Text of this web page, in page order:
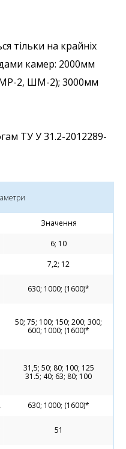
тільки на крайніх
камер: 2000мм
2, ШМ-2); 3000мм
ТУ У 31.2-2012289-
Значення
6; 10
7,2; 12
630; 1000; (1600)*
50; 75; 100; 150; 200; 300;
600; 1000; (1600)*
31,5; 50; 80; 100; 125
31.5; 40; 63; 80; 100
630; 1000; (1600)*
51